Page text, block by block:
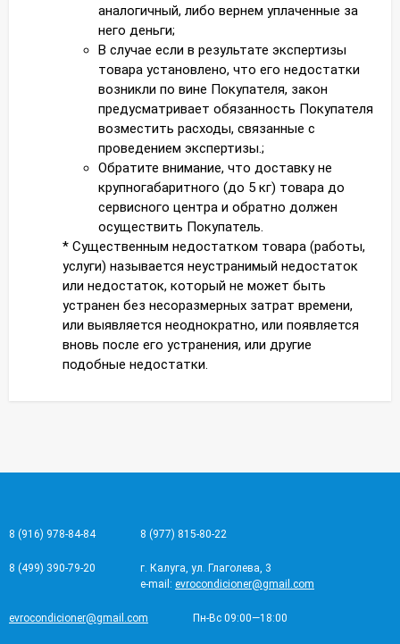
аналогичный, либо вернем уплаченные за
него деньги;
В случае если в результате экспертизы
товара установлено, что его недостатки
возникли по вине Покупателя, закон
предусматривает обязанность Покупателя
возместить расходы, связанные с
проведением экспертизы.;
Обратите внимание, что доставку не
крупногабаритного (до 5 кг) товара до
сервисного центра и обратно должен
осуществить Покупатель.
* Существенным недостатком товара (работы,
услуги) называется неустранимый недостаток
или недостаток, который не может быть
устранен без несоразмерных затрат времени,
или выявляется неоднократно, или появляется
вновь после его устранения, или другие
подобные недостатки.
8 (916) 978-84-84 8 (977) 815-80-22
8 (499) 390-79-20
г. Калуга, ул. Глаголева, 3
e-mail: evrocondicioner@gmail.com
evrocondicioner@gmail.com Пн-Вс 09:00—18:00